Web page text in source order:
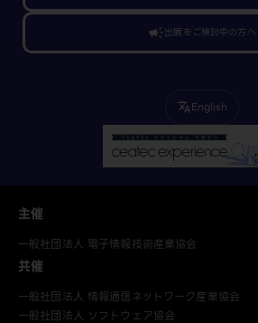
campaign出展をご検討中の方へ
translateEnglish
主催
一般社団法人 電子情報技術産業協会
共催
一般社団法人 情報通信ネットワーク産業協会
一般社団法人 ソフトウェア協会